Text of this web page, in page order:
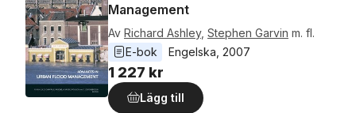
Management
Av Richard Ashley, Stephen Garvin m. fl.
E-bok
Engelska 2007
1 227 kr
Lägg till